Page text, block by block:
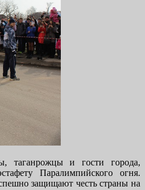
таганрожцы и гости города,
Паралимпийского огня.
защищают честь страны на